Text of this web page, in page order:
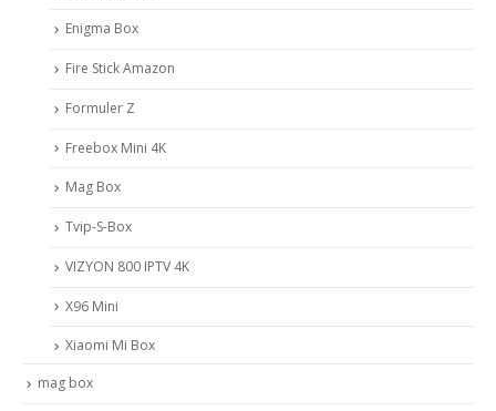
Enigma Box
Fire Stick Amazon
Formuler Z
Freebox Mini 4K
Mag Box
Tvip-S-Box
VIZYON 800 IPTV 4K
X96 Mini
Xiaomi Mi Box
mag box